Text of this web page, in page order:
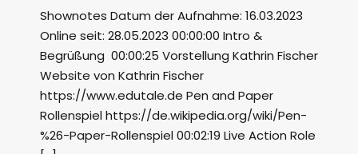
Shownotes Datum der Aufnahme: 16.03.2023
Online seit: 28.05.2023 00:00:00 Intro &
Begrüßung 00:00:25 Vorstellung Kathrin Fischer
Website von Kathrin Fischer
https://www.edutale.de Pen and Paper
Rollenspiel https://de.wikipedia.org/wiki/Pen-
%26-Paper-Rollenspiel 00:02:19 Live Action Role